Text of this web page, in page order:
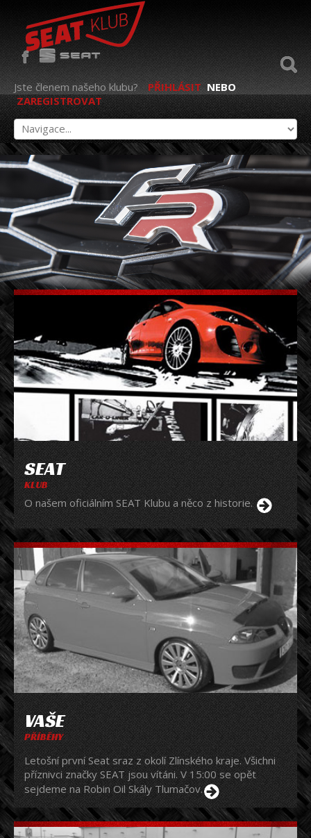
Jste členem našeho klubu? PŘIHLÁSIT NEBO
ZAREGISTROVAT
SEAT
KLUB
O našem oficiálním SEAT Klubu a něco z historie.
VAŠE
PŘÍBĚHY
Letošní první Seat sraz z okolí Zlínského kraje. Všichni
příznivci značky SEAT jsou vítáni. V 15:00 se opět
sejdeme na Robin Oil Skály Tlumačov.